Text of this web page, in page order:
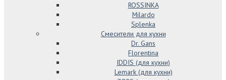
ROSSINKA
Milardo
Splenka
Смесители для кухни
Dr. Gans
Florentina
IDDIS (для кухни)
Lemark (для кухни)